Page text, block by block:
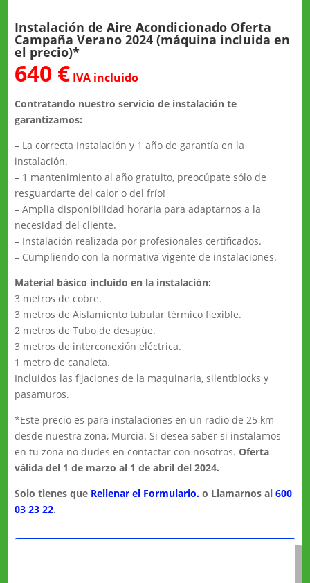
Instalación de Aire Acondicionado Oferta
Campaña Verano 2024 (máquina incluida en
el precio)*
640 € IVA incluido
Contratando nuestro servicio de instalación te
garantizamos:
– La correcta Instalación y 1 año de garantía en la
instalación.
– 1 mantenimiento al año gratuito, preocúpate sólo de
resguardarte del calor o del frío!
– Amplia disponibilidad horaria para adaptarnos a la
necesidad del cliente.
– Instalación realizada por profesionales certificados.
– Cumpliendo con la normativa vigente de instalaciones.
Material básico incluido en la instalación:
3 metros de cobre.
3 metros de Aislamiento tubular térmico flexible.
2 metros de Tubo de desagüe.
3 metros de interconexión eléctrica.
1 metro de canaleta.
Incluidos las fijaciones de la maquinaria, silentblocks y
pasamuros.
*Este precio es para instalaciones en un radio de 25 km
desde nuestra zona, Murcia. Si desea saber si instalamos
en tu zona no dudes en contactar con nosotros.Oferta
válida del 1 de marzo al 1 de abril del 2024.
Solo tienes que Rellenar el Formulario. o Llamarnos al600
03 23 22.